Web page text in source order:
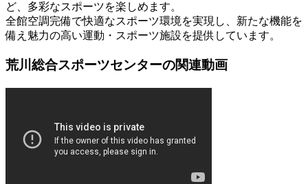
ど、多彩なスポーツを楽しめます。
全館空調完備で快適なスポーツ環境を実現し、新たな機能を
備え魅力の高い運動・スポーツ施設を提供しています。
荒川総合スポーツセンターの関連動画